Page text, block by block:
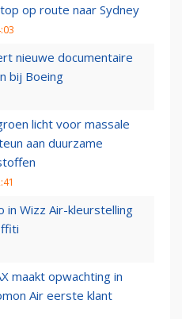
op route naar Sydney
nieuwe documentaire
bij Boeing
licht voor massale
aan duurzame
in Wizz Air-kleurstelling
maakt opwachting in
Air eerste klant